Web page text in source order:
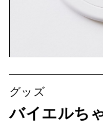
グッズ
バイエルち